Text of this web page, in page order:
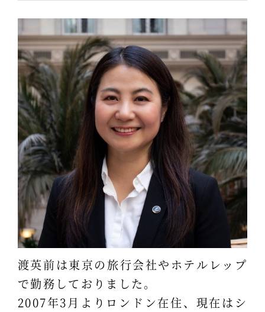
渡英前は東京の旅行会社やホテルレップ
で勤務しておりました。
2007年3月よりロンドン在住、現在はシ